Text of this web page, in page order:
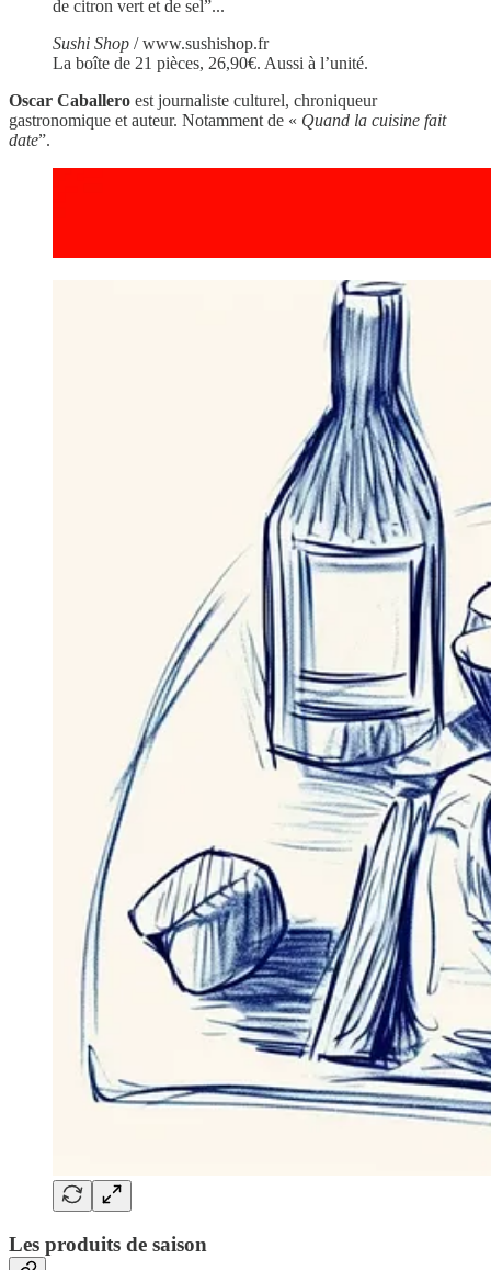
de citron vert et de sel”...
Sushi Shop / www.sushishop.fr
La boîte de 21 pièces, 26,90€. Aussi à l’unité.
Oscar Caballero est journaliste culturel, chroniqueur
gastronomique et auteur. Notamment de « Quand la cuisine fait
date”.
Les produits de saison